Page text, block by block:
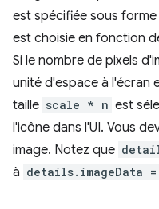
est spécifiée sous
est choisie en fonction
Si le nombre de pixels
unité d'espace à l'écran
taille scale * n est
l'icône dans l'UI. Vous
image. Notez que
à